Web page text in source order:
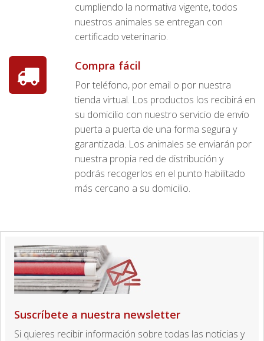
cumpliendo la normativa vigente, todos
nuestros animales se entregan con
certificado veterinario.
Compra fácil
Por teléfono, por email o por nuestra
tienda virtual. Los productos los recibirá en
su domicilio con nuestro servicio de envío
puerta a puerta de una forma segura y
garantizada. Los animales se enviarán por
nuestra propia red de distribución y
podrás recogerlos en el punto habilitado
más cercano a su domicilio.
Suscríbete a nuestra newsletter
Si quieres recibir información sobre todas las noticias y